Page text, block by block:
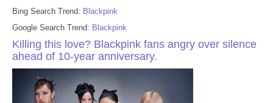
Bing Search Trend: Blackpink
Google Search Trend: Blackpink
Killing this love? Blackpink fans angry over silence
ahead of 10-year anniversary.